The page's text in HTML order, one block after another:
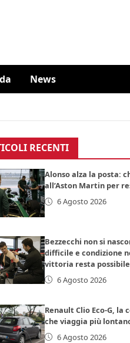
News
RECENTI
Alonso alza la posta:
all’Aston Martin per
6 Agosto 2026
Bezzecchi non si
difficile e condizione
vittoria resta possibile
6 Agosto 2026
Renault Clio Eco-G, la
che viaggia più
6 Agosto 2026